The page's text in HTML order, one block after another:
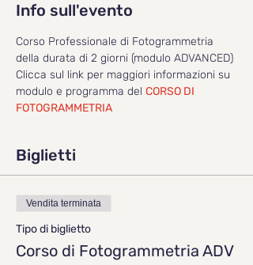
Info sull'evento
Corso Professionale di Fotogrammetria
della durata di 2 giorni (modulo ADVANCED)
Clicca sul link per maggiori informazioni su
modulo e programma del CORSO DI
FOTOGRAMMETRIA
Biglietti
Vendita terminata
Tipo di biglietto
Corso di Fotogrammetria ADV